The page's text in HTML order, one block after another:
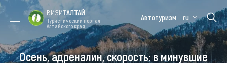
Форум VISIT
Цветение
Медицинский
Алтайская
ВИЗИТАЛТАЙ
Туристический портал
Алтайского края
Автотуризм ru
Осень, адреналин, скорость: в минувшие